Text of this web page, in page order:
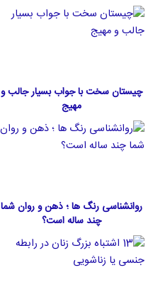
چیستان سخت با جواب بسیار جالب و
مهیج
روانشناسی رنگ ها ؛ ذهن و روان شما
چند ساله است؟